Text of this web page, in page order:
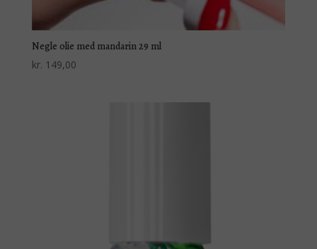
Negle olie med mandarin 29 ml
kr. 149,00